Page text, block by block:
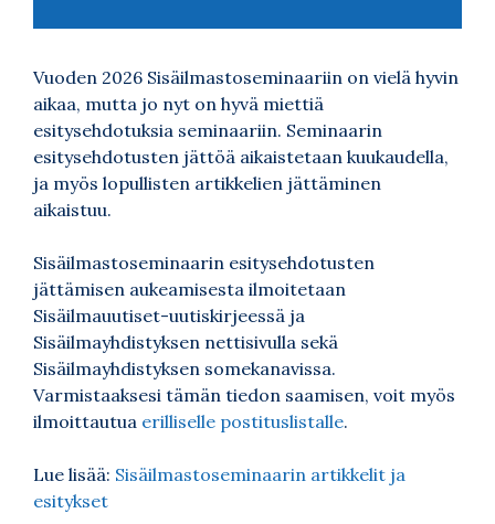
Vuoden 2026 Sisäilmastoseminaariin on vielä hyvin
aikaa, mutta jo nyt on hyvä miettiä
esitysehdotuksia seminaariin. Seminaarin
esitysehdotusten jättöä aikaistetaan kuukaudella,
ja myös lopullisten artikkelien jättäminen
aikaistuu.
Sisäilmastoseminaarin esitysehdotusten
jättämisen aukeamisesta ilmoitetaan
Sisäilmauutiset-uutiskirjeessä ja
Sisäilmayhdistyksen nettisivulla sekä
Sisäilmayhdistyksen somekanavissa.
Varmistaaksesi tämän tiedon saamisen, voit myös
ilmoittautua erilliselle postituslistalle.
Lue lisää: Sisäilmastoseminaarin artikkelit ja
esitykset